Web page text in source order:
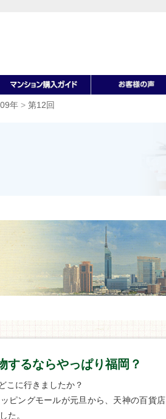
年 > 第12回
するならやっぱり福岡？
こに行きましたか？
ピングモールが元旦から、天神の百貨店
た。